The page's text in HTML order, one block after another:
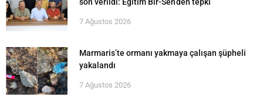
son verildi: Eğitim Bir-Sen’den tepki
7 Ağustos 2026
Marmaris’te ormanı yakmaya çalışan şüpheli
yakalandı
7 Ağustos 2026